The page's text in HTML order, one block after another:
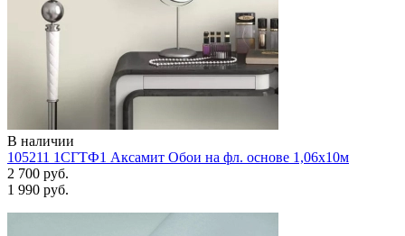
В наличии
105211 1СГТФ1 Аксамит Обои на фл. основе 1,06х10м
2 700 руб.
1 990 руб.